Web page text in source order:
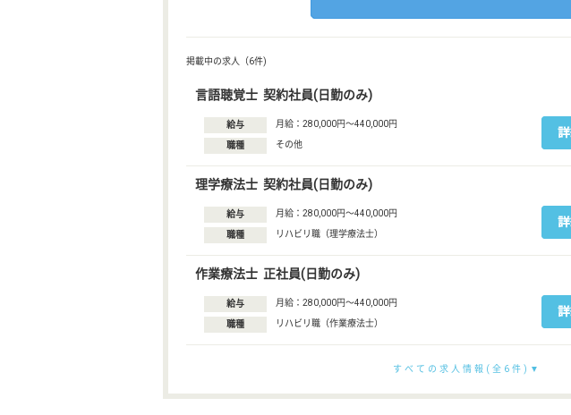
掲載中の求人（6件)
言語聴覚士 契約社員(日勤のみ)
給与 月給：280,000円〜440,000円
職種 その他
理学療法士 契約社員(日勤のみ)
給与 月給：280,000円〜440,000円
職種 リハビリ職（理学療法士）
作業療法士 正社員(日勤のみ)
給与 月給：280,000円〜440,000円
職種 リハビリ職（作業療法士）
すべての求人情報(全6件)